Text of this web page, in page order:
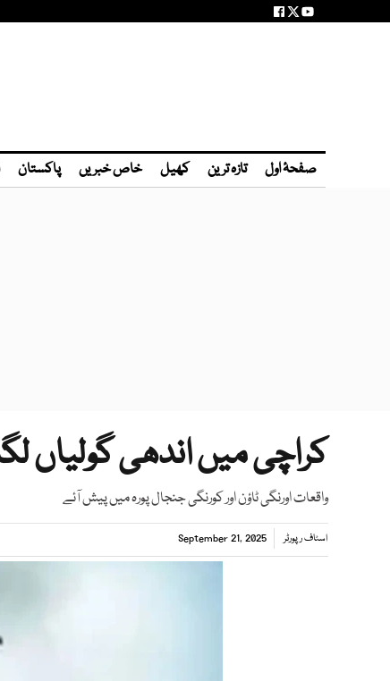
صفحۂ اول تازہ ترین کھیل خاص خبریں پاکستان
کراچی میں اندھی
واقعات اورنگی ٹاؤن اور کورنگی جنجال پورہ میں پیش آئے
اسٹاف رپورٹر September 21, 2025